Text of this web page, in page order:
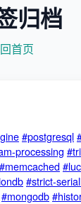
归档
首页
#postgresql
processing
#memcached
#strict-
#mongodb